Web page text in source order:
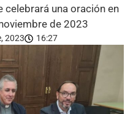
una oración en
de 2023
2023 16:27